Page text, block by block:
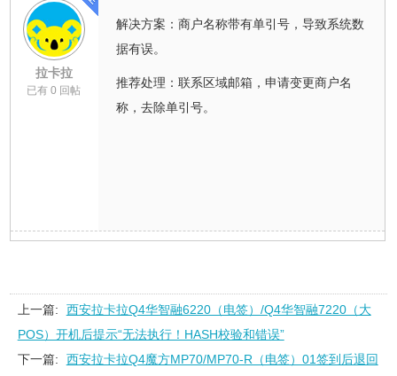
拉卡拉
已有 0 回帖
解决方案：商户名称带有单引号，导致系统数
据有误。
推荐处理：联系区域邮箱，申请变更商户名
称，去除单引号。
上一篇:
西安拉卡拉Q4华智融6220（电签）/Q4华智融7220（大
POS）开机后提示“无法执行！HASH校验和错误”
下一篇:
西安拉卡拉Q4魔方MP70/MP70-R（电签）01签到后退回